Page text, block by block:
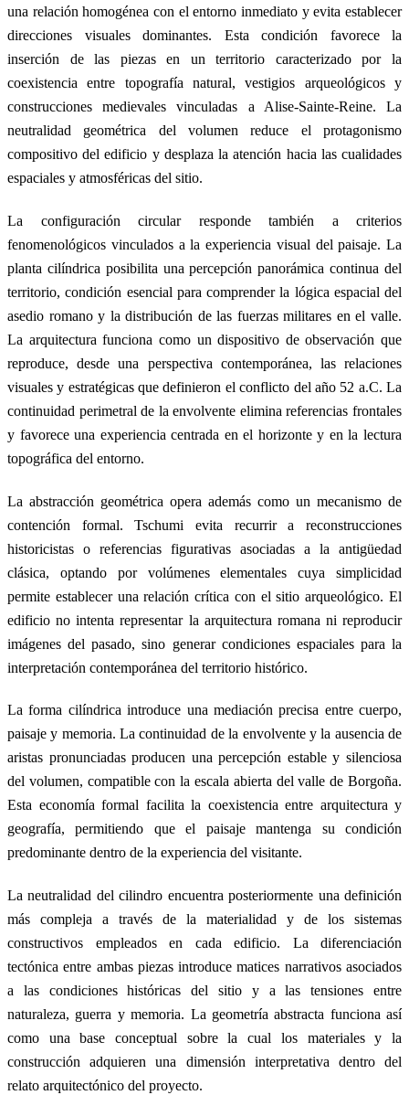
una relación homogénea con el entorno inmediato y evita establecer
direcciones visuales dominantes. Esta condición favorece la
inserción de las piezas en un territorio caracterizado por la
coexistencia entre topografía natural, vestigios arqueológicos y
construcciones medievales vinculadas a Alise-Sainte-Reine. La
neutralidad geométrica del volumen reduce el protagonismo
compositivo del edificio y desplaza la atención hacia las cualidades
espaciales y atmosféricas del sitio.
La configuración circular responde también a criterios
fenomenológicos vinculados a la experiencia visual del paisaje. La
planta cilíndrica posibilita una percepción panorámica continua del
territorio, condición esencial para comprender la lógica espacial del
asedio romano y la distribución de las fuerzas militares en el valle.
La arquitectura funciona como un dispositivo de observación que
reproduce, desde una perspectiva contemporánea, las relaciones
visuales y estratégicas que definieron el conflicto del año 52 a.C. La
continuidad perimetral de la envolvente elimina referencias frontales
y favorece una experiencia centrada en el horizonte y en la lectura
topográfica del entorno.
La abstracción geométrica opera además como un mecanismo de
contención formal. Tschumi evita recurrir a reconstrucciones
historicistas o referencias figurativas asociadas a la antigüedad
clásica, optando por volúmenes elementales cuya simplicidad
permite establecer una relación crítica con el sitio arqueológico. El
edificio no intenta representar la arquitectura romana ni reproducir
imágenes del pasado, sino generar condiciones espaciales para la
interpretación contemporánea del territorio histórico.
La forma cilíndrica introduce una mediación precisa entre cuerpo,
paisaje y memoria. La continuidad de la envolvente y la ausencia de
aristas pronunciadas producen una percepción estable y silenciosa
del volumen, compatible con la escala abierta del valle de Borgoña.
Esta economía formal facilita la coexistencia entre arquitectura y
geografía, permitiendo que el paisaje mantenga su condición
predominante dentro de la experiencia del visitante.
La neutralidad del cilindro encuentra posteriormente una definición
más compleja a través de la materialidad y de los sistemas
constructivos empleados en cada edificio. La diferenciación
tectónica entre ambas piezas introduce matices narrativos asociados
a las condiciones históricas del sitio y a las tensiones entre
naturaleza, guerra y memoria. La geometría abstracta funciona así
como una base conceptual sobre la cual los materiales y la
construcción adquieren una dimensión interpretativa dentro del
relato arquitectónico del proyecto.